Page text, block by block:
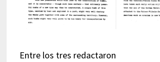
Entre los tres redactaron